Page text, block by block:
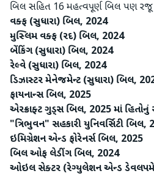
બિલ સહિત 16 મહત્વપૂર્ણ બિલ પણ
વક્ફ (સુધારા) બિલ, 2024
મુસ્લિમ વક્ફ (રદ) બિલ, 2024
બેંકિંગ (સુધારા) બિલ, 2024
રેલ્વે (સુધારા) બિલ, 2024
ડિઝાસ્ટર મેનેજમેન્ટ (સુધારા) બિલ,
ફાયનાન્સ બિલ, 2025
એરક્રાફ્ટ ગુડ્સ બિલ, 2025 માં હિતોનું
"ત્રિભુવન" સહકારી યુનિવર્સિટી બિલ,
ઇમિગ્રેશન એન્ડ ફોરેનર્સ બિલ, 2025
બિલ ઓફ લેડીંગ બિલ, 2024
ઓઇલ સેક્ટર (રેગ્યુલેશન એન્ડ